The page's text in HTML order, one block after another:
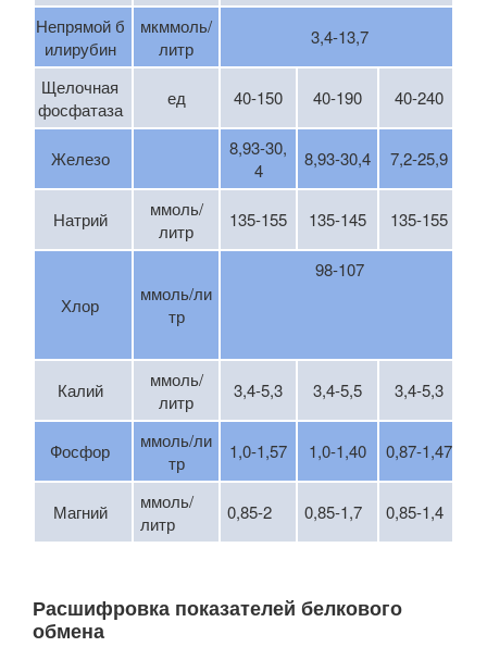
Непрямой б
илирубин
мкммоль/
литр
3,4-13,7
Щелочная
фосфатаза
ед 40-150 40-190 40-240
Железо
8,93-30,
4
8,93-30,4 7,2-25,9
Натрий
ммоль/
литр
135-155 135-145 135-155
Хлор
ммоль/ли
тр
98-107
Калий
ммоль/
литр
3,4-5,3 3,4-5,5 3,4-5,3
Фосфор
ммоль/ли
тр
1,0-1,57 1,0-1,40 0,87-1,47
Магний
ммоль/
литр
0,85-2 0,85-1,7 0,85-1,4
Расшифровка показателей белкового
обмена